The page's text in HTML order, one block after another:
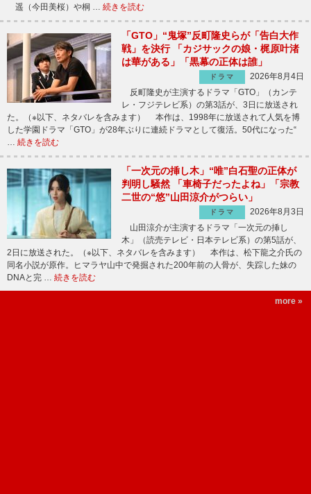
遥（今田美桜）や桐 … 続きを読む
「GTO」“鬼塚”反町隆史らが「告白大作
戦」を決行 「カジサックの娘・梶原叶渚
は華がある」「黒幕の正体は誰」
ドラマ
2026年8月4日
反町隆史が主演するドラマ「GTO」（カンテ
レ・フジテレビ系）の第3話が、3日に放送され
た。（※以下、ネタバレを含みます） 本作は、1998年に放送されて人気を博
した学園ドラマ「GTO」が28年ぶりに連続ドラマとして復活。50代になった“
… 続きを読む
「一次元の挿し木」“唯”白石聖の正体が
判明し騒然 「車椅子だったよね」「宗教
二世の“悠”山田涼介がつらい」
ドラマ
2026年8月3日
山田涼介が主演するドラマ「一次元の挿し
木」（読売テレビ・日本テレビ系）の第5話が、
2日に放送された。（※以下、ネタバレを含みます） 本作は、松下龍之介氏の
同名小説が原作。ヒマラヤ山中で発掘された200年前の人骨が、失踪した妹の
DNAと完 … 続きを読む
more »